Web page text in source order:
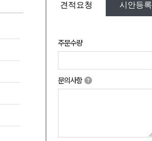
견적요청 시안등록
주문수량
문의사항